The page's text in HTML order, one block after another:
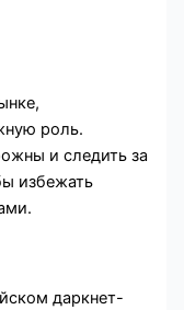
роль.
и следить за
избежать
даркнет-